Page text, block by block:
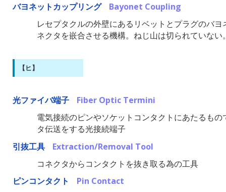
バヨネットカップリング
Bayonet Coupling
レセプタクルの外壁にあるリベットとプラグのバ
ネクタを嵌合させる機構。ねじ山は切られていない
【ヒ】
光ファイバ端子
Fiber Optic Termini
電気接続のピンやソケットコンタクトにあたるも
タ伝送をする光接続端子
引抜工具
Extraction/Removal Tool
コネクタからコンタクトを抜き取る為の工具
ピンコンタクト
Pin Contact